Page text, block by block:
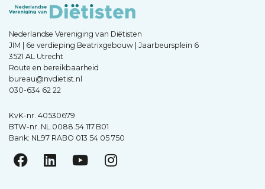
Nederlandse Vereniging van Diëtisten
JIM | 6e verdieping Beatrixgebouw | Jaarbeursplein 6
3521 AL Utrecht
Route en bereikbaarheid
bureau@nvdietist.nl
030-634 62 22
KvK-nr. 40530679
BTW-nr. NL.0088.54.117.B01
Bank: NL97 RABO 013 54 05 750